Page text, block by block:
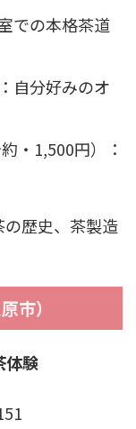
での本格茶道
自分好みのオ
約・1,500円）：
の歴史、茶製造
市）
体験